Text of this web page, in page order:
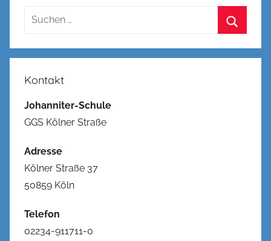
Suchen
Kontakt
Johanniter-Schule
GGS Kölner Straße
Adresse
Kölner Straße 37
50859 Köln
Telefon
02234-911711-0